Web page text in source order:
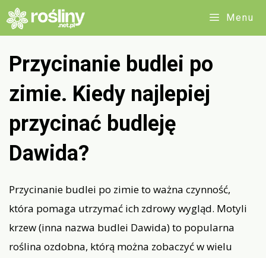
Przejdź
do
Menu
Przycinanie budlei po
zimie. Kiedy najlepiej
przycinać budleję
Dawida?
Przycinanie budlei po zimie to ważna czynność,
która pomaga utrzymać ich zdrowy wygląd. Motyli
krzew (inna nazwa budlei Dawida) to popularna
roślina ozdobna, którą można zobaczyć w wielu